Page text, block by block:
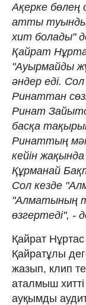
Ақерке бөлең
атты
хит болады"
Қайрат
"Ауырмайды
әндер еді.
Ринаттан
Ринат
басқа
Ринаттың
кейін
Құрманай
Сол кезде
"Алматының
өзгертеді", -
Қайрат
Қайратұлы
жазып, клип те
аталмыш
ауқымды